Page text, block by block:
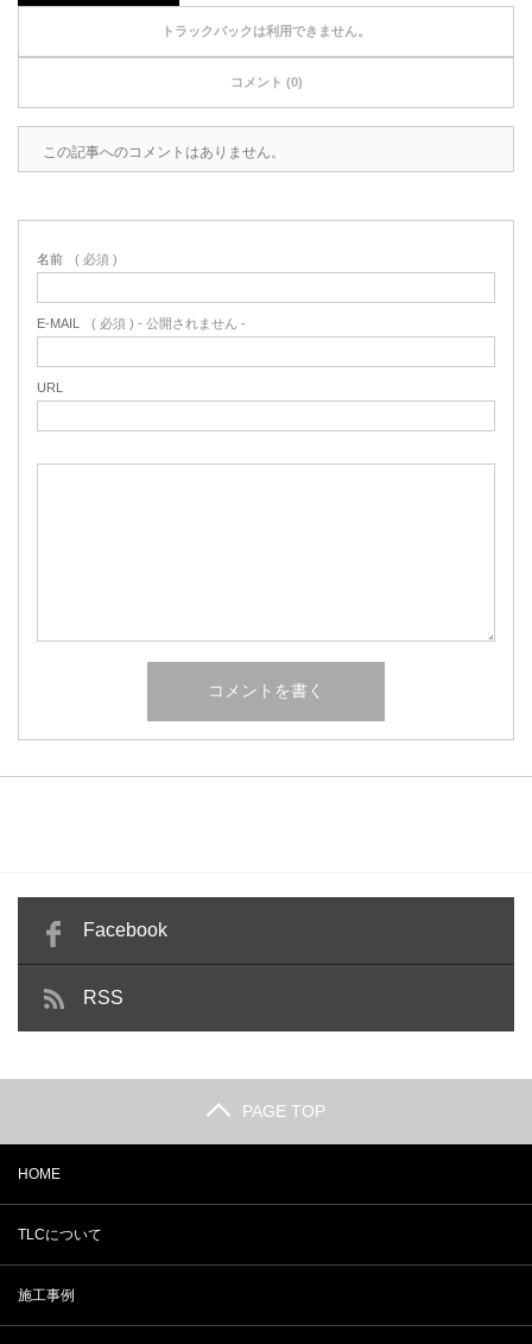
トラックバックは利用できません。
コメント (0)
この記事へのコメントはありません。
名前 ( 必須 )
E-MAIL ( 必須 ) - 公開されません -
URL
Facebook
RSS
PAGE TOP
HOME
TLCについて
施工事例